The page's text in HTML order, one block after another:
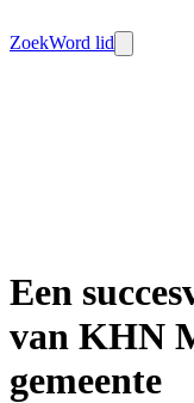
ZoekWord lid
Een
van KHN
gemeente